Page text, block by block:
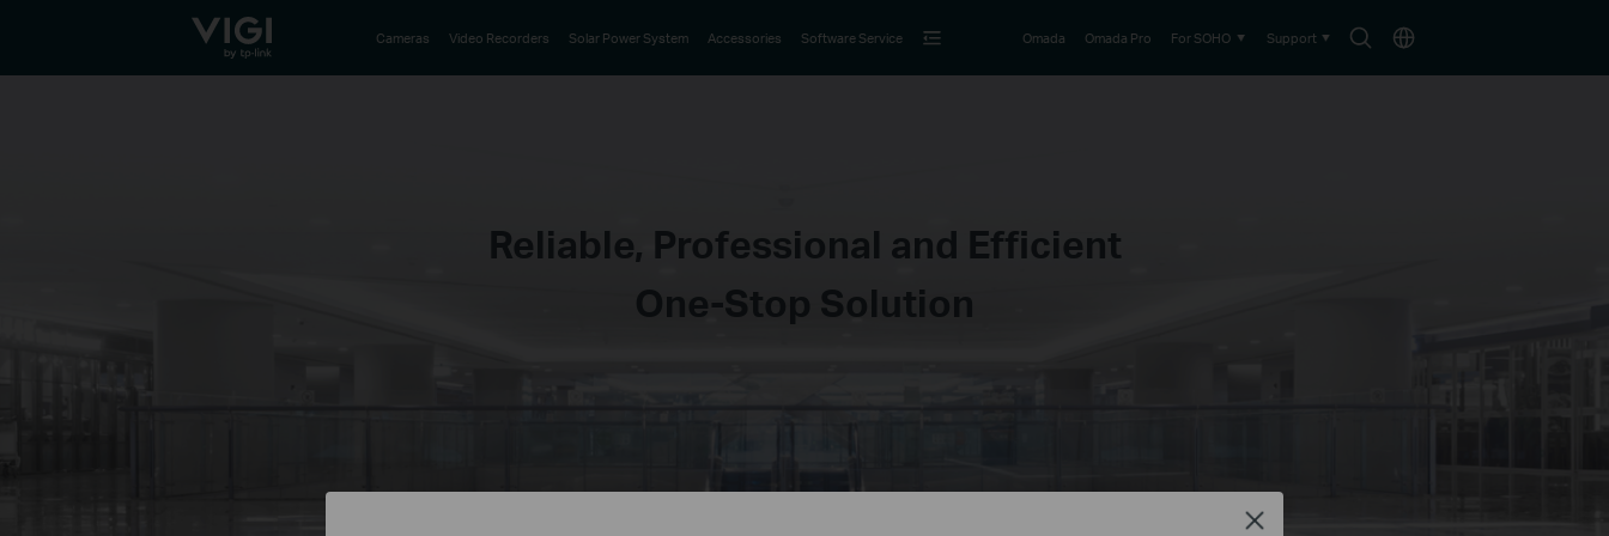
TP-Link, Reliably Smart
SearchChoose
Cameras Video Recorders Solar Power System Accessories Software Service Omada Omada Pro For SOHO Support
Reliable, Professional and Efficient
One-Stop Solution
Close